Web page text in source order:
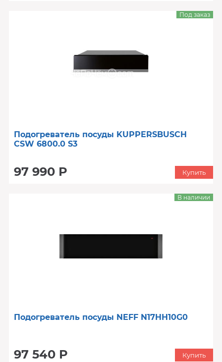
Подогреватель посуды KUPPERSBUSCH
CSW 6800.0 S3
97 990 Р
Под заказ
Купить
Подогреватель посуды NEFF N17HH10G0
97 540 Р
В наличии
Купить